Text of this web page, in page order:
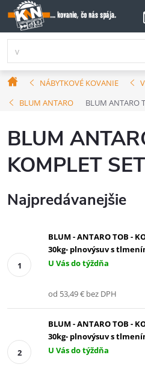
Prejsť
na
obsah
DomovNÁBYTKOVÉ KOVANIE
BLUM ANTARO
BLUM ANTARO
BLUM
KOMPLET
Najpredávanejšie
BLUM - ANTARO TOB -
30kg- plnovýsuv s
U Vás do týždňa
od 53,49 € bez DPH
BLUM - ANTARO TOB -
30kg- plnovýsuv s
U Vás do týždňa